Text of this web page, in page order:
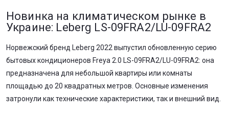
Новинка на климатическом рынке в
Украине: Leberg LS-09FRA2/LU-09FRA2
Норвежский бренд Leberg 2022 выпустил обновленную серию
бытовых кондиционеров Freya 2.0 LS-09FRA2/LU-09FRA2: она
предназначена для небольшой квартиры или комнаты
площадью до 20 квадратных метров. Основные изменения
затронули как технические характеристики, так и внешний вид.